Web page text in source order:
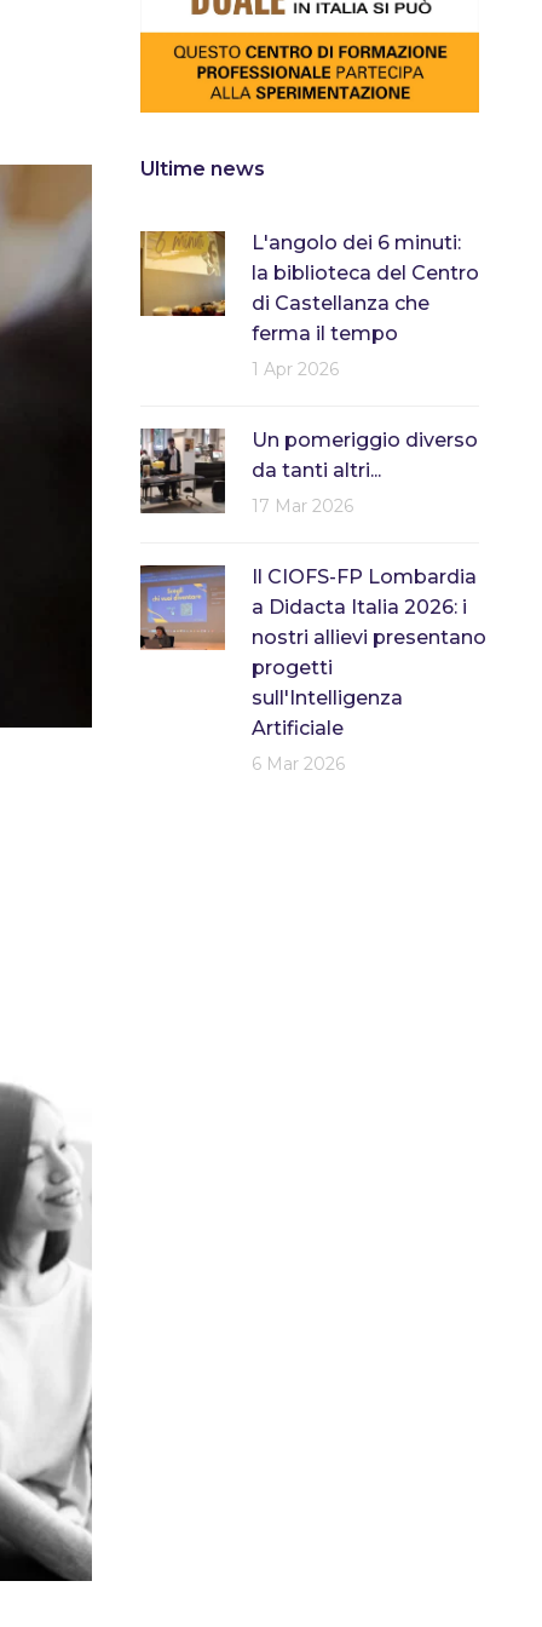
Ultime news
L'angolo dei 6 minuti:
la biblioteca del Centro
di Castellanza che
ferma il tempo
1 Apr 2026
Un pomeriggio diverso
da tanti altri...
17 Mar 2026
Il CIOFS-FP Lombardia
a Didacta Italia 2026: i
nostri allievi presentano
progetti
sull'Intelligenza
Artificiale
6 Mar 2026